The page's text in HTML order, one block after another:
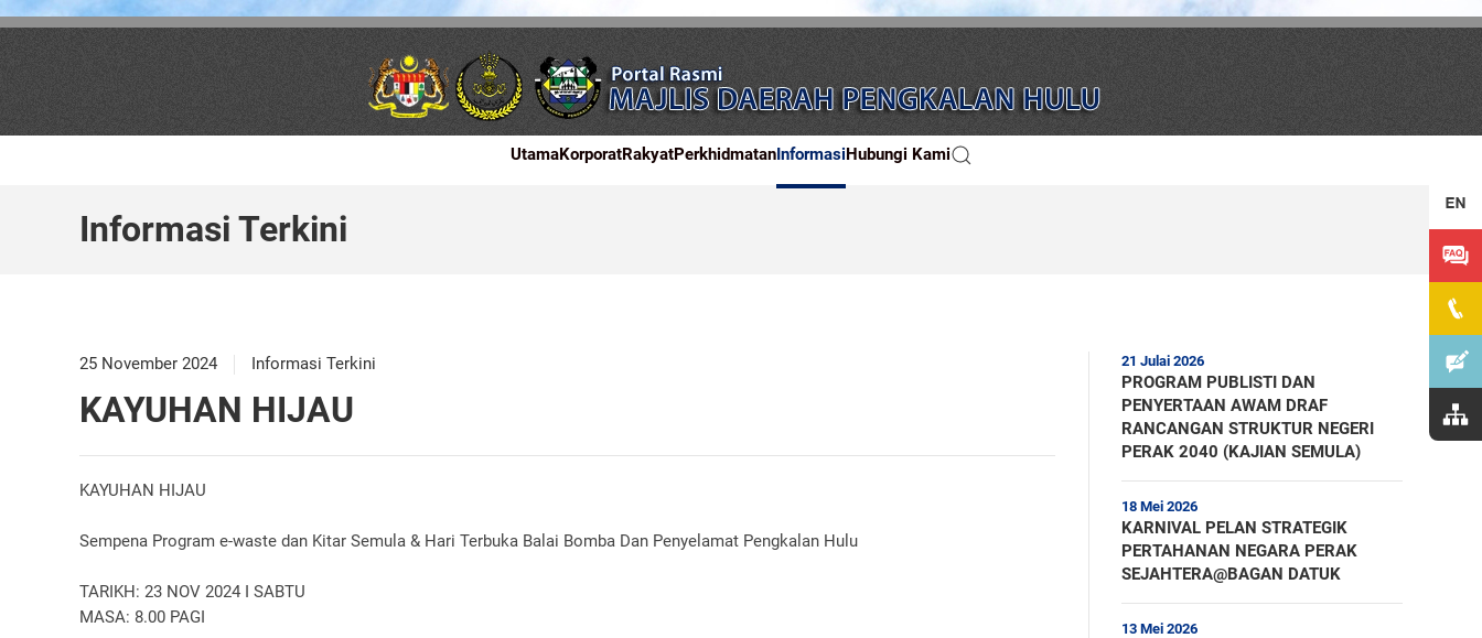
UtamaKorporatRakyatPerkhidmatanInformasiHubungi Kami
Informasi Terkini
25 November 2024 Informasi Terkini
KAYUHAN HIJAU
KAYUHAN HIJAU
Sempena Program e-waste dan Kitar Semula & Hari Terbuka Balai Bomba Dan Penyelamat Pengkalan Hulu
TARIKH: 23 NOV 2024 I SABTU
MASA: 8.00 PAGI
21 Julai 2026
PROGRAM PUBLISTI DAN
PENYERTAAN AWAM DRAF
RANCANGAN STRUKTUR NEGERI
PERAK 2040 (KAJIAN SEMULA)
18 Mei 2026
KARNIVAL PELAN STRATEGIK
PERTAHANAN NEGARA PERAK
SEJAHTERA@BAGAN DATUK
13 Mei 2026